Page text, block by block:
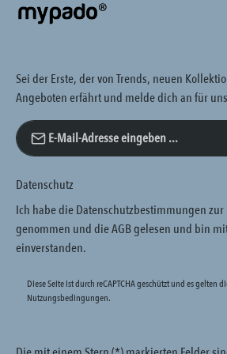
Sei der Erste, der von Trends, neuen
Angeboten erfährt und melde dich an für
E-Mail-Adresse*
Datenschutz
Ich habe dieDatenschutzbestimmungenzur
genommen und dieAGBgelesen und bin
einverstanden.
Diese Seite ist durch reCAPTCHA geschützt und es gelten
Nutzungsbedingungen.